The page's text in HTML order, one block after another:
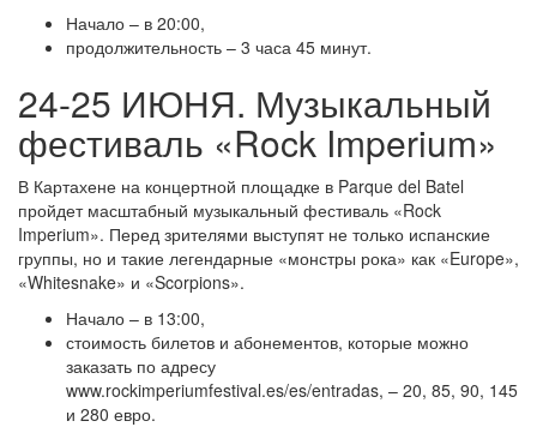
Начало – в 20:00,
продолжительность – 3 часа 45 минут.
24-25 ИЮНЯ. Музыкальный
фестиваль «Rock Imperium»
В Картахене на концертной площадке в Parque del Batel
пройдет масштабный музыкальный фестиваль «Rock
Imperium». Перед зрителями выступят не только испанские
группы, но и такие легендарные «монстры рока» как «Europe»,
«Whitesnake» и «Scorpions».
Начало – в 13:00,
стоимость билетов и абонементов, которые можно
заказать по адресу
www.rockimperiumfestival.es/es/entradas, – 20, 85, 90, 145
и 280 евро.